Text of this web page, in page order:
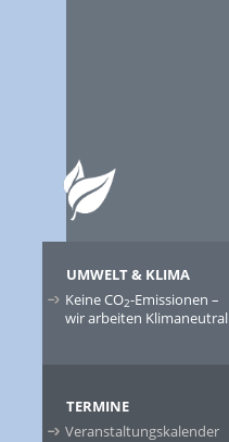
UMWELT & KLIMA
Keine CO2-Emissionen –
wir arbeiten Klimaneutral
TERMINE
Veranstaltungskalender